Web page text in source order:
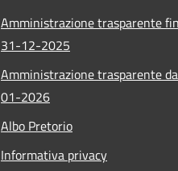
Amministrazione trasparente
31-12-2025
Amministrazione trasparente
01-2026
Albo Pretorio
Informativa privacy